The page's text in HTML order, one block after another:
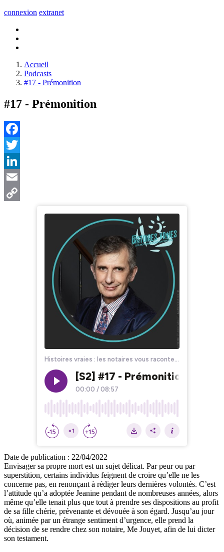
connexion extranet
Accueil
Podcasts
#17 - Prémonition
#17 - Prémonition
Facebook
Twitter
LinkedIn
Email
Date de publication : 22/04/2022
Envisager sa propre mort est un sujet délicat. Par peur ou par
superstition, certains individus feignent de croire qu’elle ne les
concerne pas, en renonçant à rédiger leurs dernières volontés. C’est
l’attitude qu’a adoptée Jeanine pendant de nombreuses années, alors
même qu’elle tenait plus que tout à prendre ses dispositions au profit
de sa fille chérie, prévenante et dévouée à son égard. Jusqu’au jour
où, animée par un étrange sentiment d’urgence, elle prend la
décision de se rendre chez son notaire, Me Jouyet, afin de lui dicter
son testament.